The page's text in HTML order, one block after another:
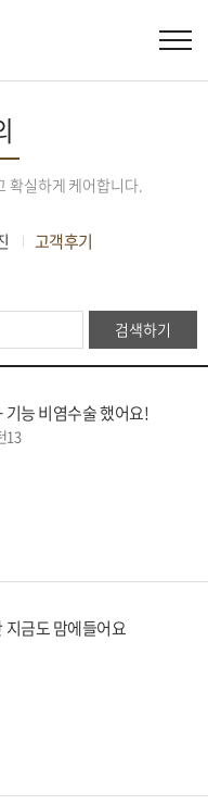
확실하게 케어합니다.
고객후기
검색하기
기능 비염수술 했어요!
13
지금도 맘에들어요